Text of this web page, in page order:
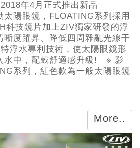
年4月正式推出新品
太陽眼鏡，FLOATING系列採用
科技鏡片加上ZIV獨家研發的浮
晰度躍昇、降低四周雜亂光線干
浮水專利技術，使太陽眼鏡形
水中，配戴舒適感升級! ※ 影
系列，紅色款為一般太陽眼鏡
More..